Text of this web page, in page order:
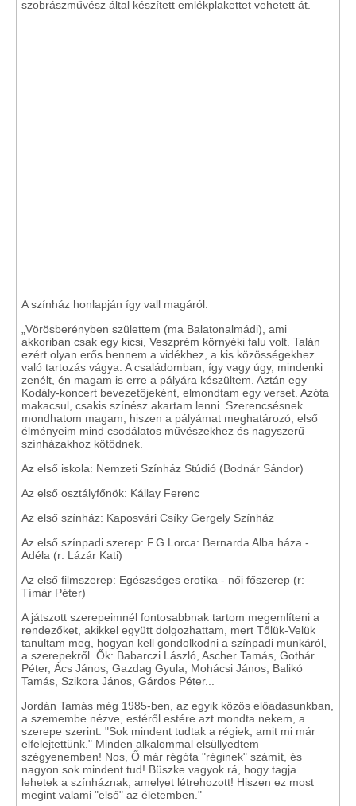
szobrászművész által készített emlékplakettet vehetett át.
A színház honlapján így vall magáról:
„Vörösberényben születtem (ma Balatonalmádi), ami
akkoriban csak egy kicsi, Veszprém környéki falu volt. Talán
ezért olyan erős bennem a vidékhez, a kis közösségekhez
való tartozás vágya. A családomban, így vagy úgy, mindenki
zenélt, én magam is erre a pályára készültem. Aztán egy
Kodály-koncert bevezetőjeként, elmondtam egy verset. Azóta
makacsul, csakis színész akartam lenni. Szerencsésnek
mondhatom magam, hiszen a pályámat meghatározó, első
élményeim mind csodálatos művészekhez és nagyszerű
színházakhoz kötődnek.
Az első iskola: Nemzeti Színház Stúdió (Bodnár Sándor)
Az első osztályfőnök: Kállay Ferenc
Az első színház: Kaposvári Csíky Gergely Színház
Az első színpadi szerep: F.G.Lorca: Bernarda Alba háza -
Adéla (r: Lázár Kati)
Az első filmszerep: Egészséges erotika - női főszerep (r:
Tímár Péter)
A játszott szerepeimnél fontosabbnak tartom megemlíteni a
rendezőket, akikkel együtt dolgozhattam, mert Tőlük-Velük
tanultam meg, hogyan kell gondolkodni a színpadi munkáról,
a szerepekről. Ők: Babarczi László, Ascher Tamás, Gothár
Péter, Ács János, Gazdag Gyula, Mohácsi János, Balikó
Tamás, Szikora János, Gárdos Péter...
Jordán Tamás még 1985-ben, az egyik közös előadásunkban,
a szemembe nézve, estéről estére azt mondta nekem, a
szerepe szerint: "Sok mindent tudtak a régiek, amit mi már
elfelejtettünk." Minden alkalommal elsüllyedtem
szégyenemben! Nos, Ő már régóta "réginek" számít, és
nagyon sok mindent tud! Büszke vagyok rá, hogy tagja
lehetek a színháznak, amelyet létrehozott! Hiszen ez most
megint valami "első" az életemben."